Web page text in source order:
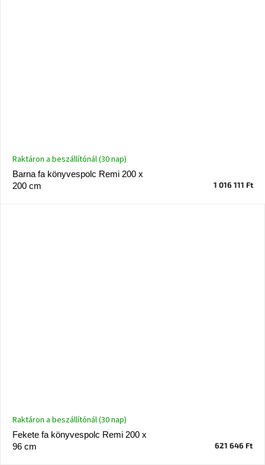
Barna fa könyvespolc Remi 200 x
200 cm
Raktáron a beszállítónál (30 nap)
1 016 111 Ft
Fekete fa könyvespolc Remi 200 x
96 cm
Raktáron a beszállítónál (30 nap)
621 646 Ft